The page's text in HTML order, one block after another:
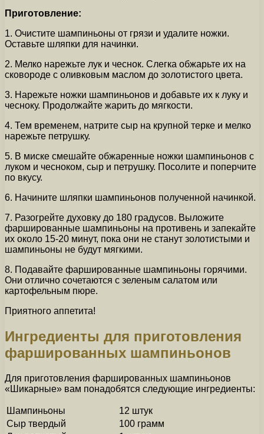
Приготовление:
1. Очистите шампиньоны от грязи и удалите ножки.
Оставьте шляпки для начинки.
2. Мелко нарежьте лук и чеснок. Слегка обжарьте их на
сковороде с оливковым маслом до золотистого цвета.
3. Нарежьте ножки шампиньонов и добавьте их к луку и
чесноку. Продолжайте жарить до мягкости.
4. Тем временем, натрите сыр на крупной терке и мелко
нарежьте петрушку.
5. В миске смешайте обжаренные ножки шампиньонов с
луком и чесноком, сыр и петрушку. Посолите и поперчите
по вкусу.
6. Начините шляпки шампиньонов полученной начинкой.
7. Разогрейте духовку до 180 градусов. Выложите
фаршированные шампиньоны на противень и запекайте
их около 15-20 минут, пока они не станут золотистыми и
шампиньоны не будут мягкими.
8. Подавайте фаршированные шампиньоны горячими.
Они отлично сочетаются с зеленым салатом или
картофельным пюре.
Приятного аппетита!
Ингредиенты для приготовления
фаршированных шампиньонов
Для приготовления фаршированных шампиньонов
«Шикарные» вам понадобятся следующие ингредиенты:
Шампиньоны
12 штук
Сыр твердый
100 грамм